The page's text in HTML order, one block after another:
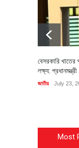
বেসরকারি
লক্ষ্য: প্রধানমন্ত্রী
জাতীয় July 23,
Most